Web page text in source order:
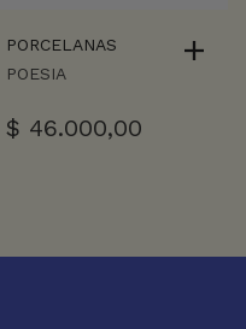
PORCELANAS
POESIA
$ 46.000,00